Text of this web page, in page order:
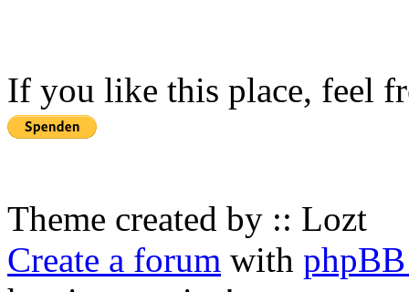
If you like this place, feel
Theme created by :: Lozt
Create a forum with